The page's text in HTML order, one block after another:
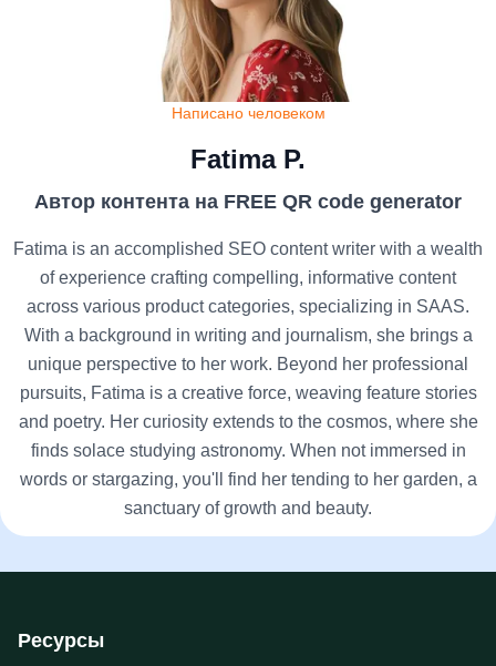
Написано человеком
Fatima P.
Автор контента на FREE QR code generator
Fatima is an accomplished SEO content writer with a wealth
of experience crafting compelling, informative content
across various product categories, specializing in SAAS.
With a background in writing and journalism, she brings a
unique perspective to her work. Beyond her professional
pursuits, Fatima is a creative force, weaving feature stories
and poetry. Her curiosity extends to the cosmos, where she
finds solace studying astronomy. When not immersed in
words or stargazing, you'll find her tending to her garden, a
sanctuary of growth and beauty.
Ресурсы